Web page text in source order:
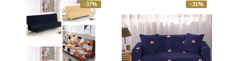
-37% -31%